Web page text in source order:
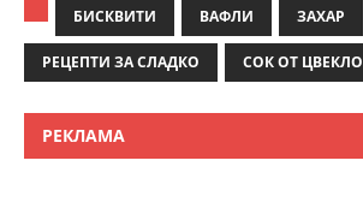
БИСКВИТИ ВАФЛИ ЗАХАР
РЕЦЕПТИ ЗА СЛАДКО СОК ОТ ЦВЕКЛО
РЕКЛАМА